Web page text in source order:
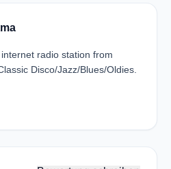
radio station from
Disco/Jazz/Blues/Oldies.